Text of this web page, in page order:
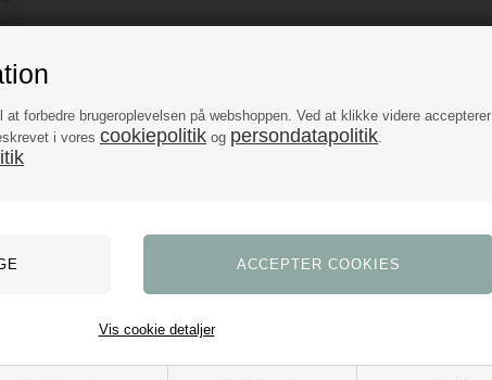
at forbedre brugeroplevelsen på webshoppen. Ved at klikke videre accepterer
i vores cookiepolitik og persondatapolitik
Vis cookie detaljer